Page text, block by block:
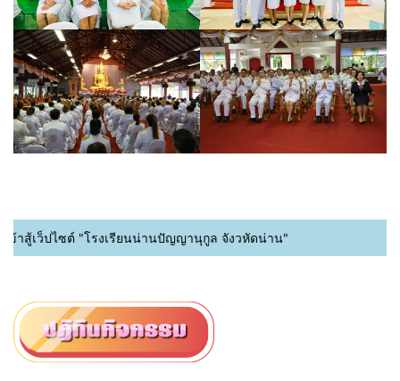
เว็ปไซต์ "โรงเรียนน่านปัญญานุกูล จังวหัดน่าน"